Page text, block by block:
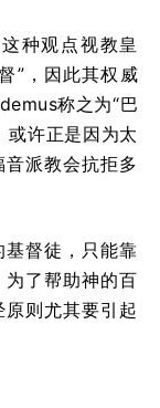
种观点视教皇
”，因此其权威
称之为“巴
或许正是因为太
派教会抗拒多
督徒，只能靠
了帮助神的百
则尤其要引起